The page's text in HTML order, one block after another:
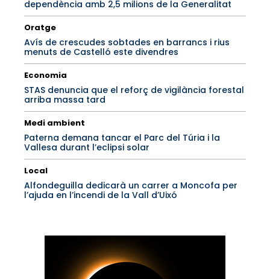
dependència amb 2,5 milions de la Generalitat
Oratge
Avís de crescudes sobtades en barrancs i rius
menuts de Castelló este divendres
Economia
STAS denuncia que el reforç de vigilància forestal
arriba massa tard
Medi ambient
Paterna demana tancar el Parc del Túria i la
Vallesa durant l’eclipsi solar
Local
Alfondeguilla dedicarà un carrer a Moncofa per
l’ajuda en l’incendi de la Vall d’Uixó